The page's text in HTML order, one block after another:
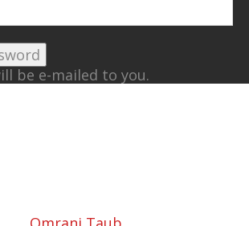
be e-mailed to you.